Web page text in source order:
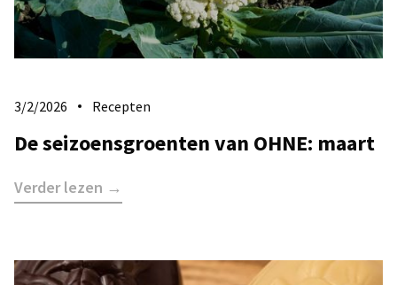
3/2/2026 Recepten
De seizoensgroenten van OHNE: maart
Verder lezen →